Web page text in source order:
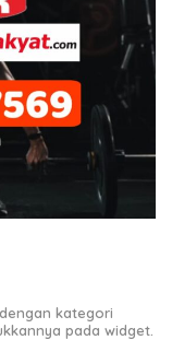
kategori
pada widget.